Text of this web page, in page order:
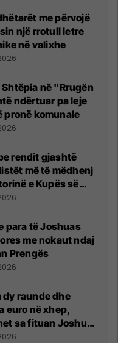
me përvojë
një rrotull letre
në valixhe
Shtëpia në "Rrugën
ndërtuar pa leje
pronë komunale
rendit gjashtë
më të mëdhenj
e Kupës së
mbetet i dyti
para të Joshuas
me nokaut ndaj
Prengës
dy raunde dhe
euro në xhep,
sa fituan Joshua